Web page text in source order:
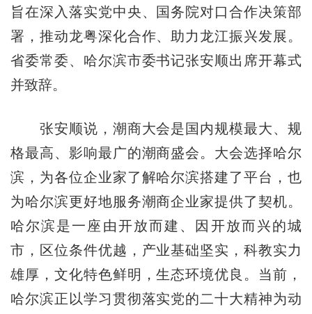
旨在深入落实党中央、国务院对口合作决策部
署，推动龙粤深化合作、助力龙江振兴发展。
省委常委、哈尔滨市委书记张安顺出席开幕式
并致辞。
张安顺说，潮商大会是国内规模最大、规
格最高、影响最广的潮商盛会。大会选择哈尔
滨，为各位企业家了解哈尔滨搭建了平台，也
为哈尔滨更好地服务潮商企业家提供了契机。
哈尔滨是一座由开放而建、因开放而兴的城
市，区位条件优越，产业基础坚实，科教实力
雄厚，文化特色鲜明，生态环境优良。当前，
哈尔滨正以学习贯彻落实党的二十大精神为动